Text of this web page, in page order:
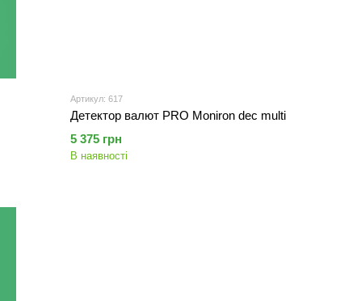
Артикул: 617
Детектор валют PRO Moniron dec multi
5 375 грн
В наявності